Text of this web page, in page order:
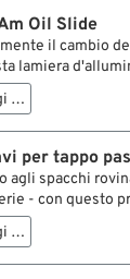
Oil Slide
il cambio
lamiera
manipolata
dalla forma
dai fori
olio
di raccolta.
e farla
…
per tappo
agli spacchi
- con questo
Un'officina
…